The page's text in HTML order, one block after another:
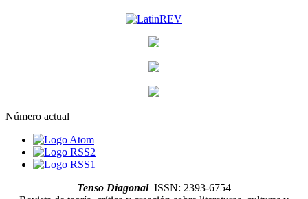
Número actual
Tenso Diagonal ISSN: 2393-6754